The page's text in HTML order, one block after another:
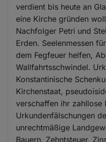
verdient bis heute an
eine Kirche gründen
Nachfolger Petri und
Erden. Seelenmessen
dem Fegfeuer helfen,
Wallfahrtsschwindel.
Konstantinische
Kirchenstaat,
verschaffen ihr zahllose
Urkundenfälschungen
unrechtmäßige
Bauern, Zehntsteuer,